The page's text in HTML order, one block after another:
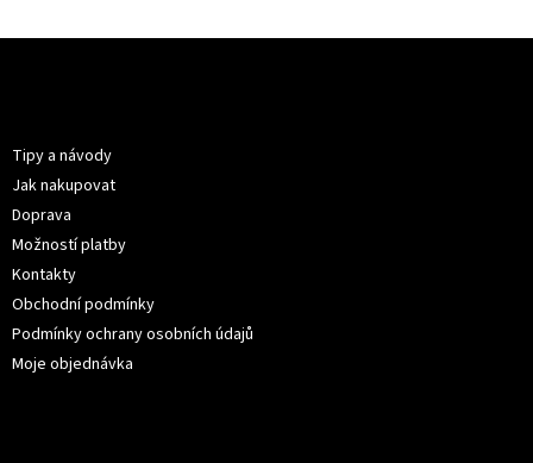
Tipy a návody
Jak nakupovat
Doprava
Možností platby
Kontakty
Obchodní podmínky
Podmínky ochrany osobních údajů
Moje objednávka